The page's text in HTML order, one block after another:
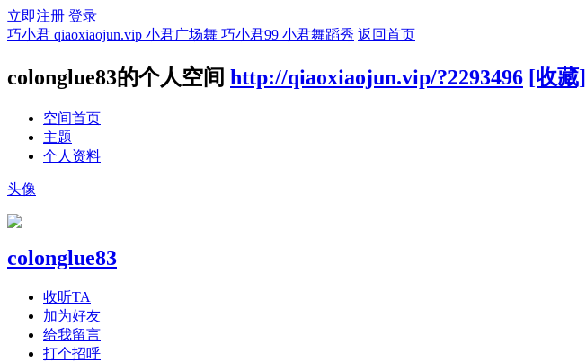
立即注册 登录
巧小君 qiaoxiaojun.vip 小君广场舞 巧小君99 小君舞蹈秀 返回首页
colonglue83的个人空间 http://qiaoxiaojun.vip/?2293496 [收藏]
空间首页
主题
个人资料
头像
colonglue83
收听TA
加为好友
给我留言
打个招呼